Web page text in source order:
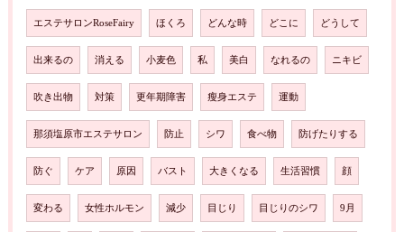
エステサロンRoseFairy ほくろ どんな時 どこに どうして
出来るの 消える 小麦色 私 美白 なれるの ニキビ
吹き出物 対策 更年期障害 瘦身エステ 運動
那須塩原市エステサロン 防止 シワ 食べ物 防げたりする
防ぐ ケア 原因 バスト 大きくなる 生活習慣 顔
変わる 女性ホルモン 減少 目じり 目じりのシワ 9月